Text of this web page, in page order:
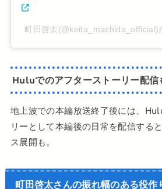
町田啓太(@keita_machida_official)
Huluでのアフターストーリー配信
地上波での本編放送終了後には、
リーとして本編後の日常を配信する
ス展開も。
町田啓太さんの振れ幅のある役作